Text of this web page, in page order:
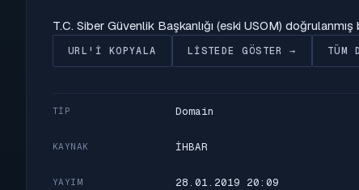
T.C. Siber Güvenlik Başkanlığı (eski USOM) doğrulanmış
URL'I KOPYALA LISTEDE GÖSTER → TÜM
TIP Domain
KAYNAK İHBAR
YAYIM 28.01.2019 20:09